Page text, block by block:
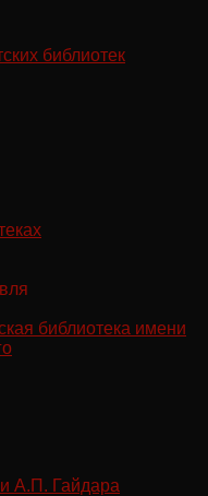
библиотека имени
А.П. Гайдара